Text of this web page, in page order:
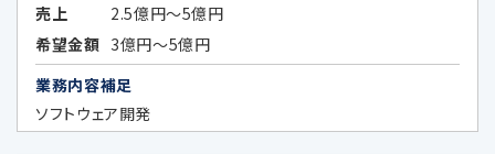
当社は、外国に所在する以下の企業が提供す
る広告サービスを利用した広告活動を行って
おり、当該広告サービスにおける広告効果を
分析する目的で、当該企業に対し、お客様の個
売上
2.5億円～5億円
希望金額 3億円～5億円
業務内容補足
ソフトウェア開発